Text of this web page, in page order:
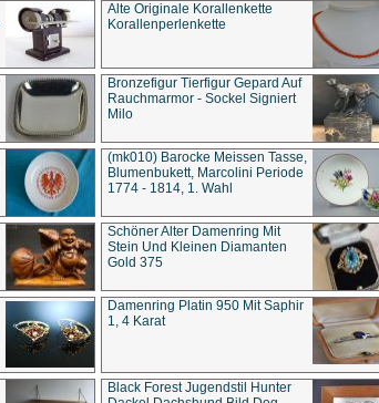
Alte Originale Korallenkette
Korallenperlenkette
Bronzefigur Tierfigur Gepard Auf
Rauchmarmor - Sockel Signiert
Milo
(mk010) Barocke Meissen Tasse,
Blumenbukett, Marcolini Periode
1774 - 1814, 1. Wahl
Schöner Alter Damenring Mit
Stein Und Kleinen Diamanten
Gold 375
Damenring Platin 950 Mit Saphir
1, 4 Karat
Black Forest Jugendstil Hunter